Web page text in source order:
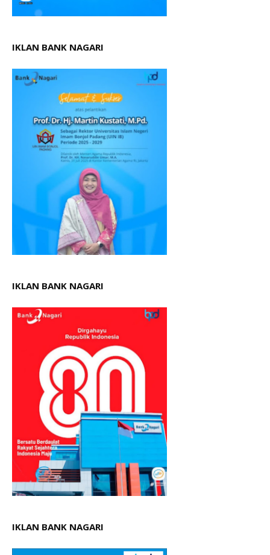
IKLAN BANK NAGARI
IKLAN BANK NAGARI
IKLAN BANK NAGARI